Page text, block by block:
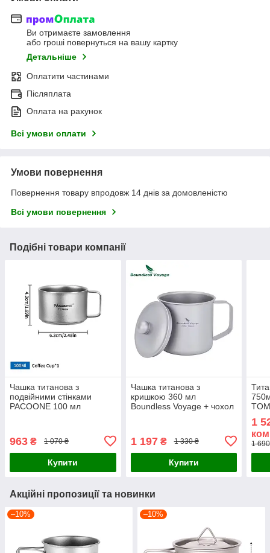
Ви отримаєте замовлення
або гроші повернуться на вашу картку
Детальніше
Оплатити частинами
Післяплата
Оплата на рахунок
Всі умови оплати
Умови повернення
Повернення товару впродовж 14 днів за домовленістю
Всі умови повернення
Подібні товари компанії
Чашка титанова з
подвійними стінками
PACOONE 100 мл
963 ₴ 1 070 ₴
Купити
Чашка титанова з
кришкою 360 мл
Boundless Voyage + чохол
1 197₴ 1 330 ₴
Купити
1
1
Акційні пропозиції та новинки
–10% –10%